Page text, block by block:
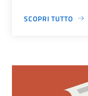
SCOPRI TUTTO